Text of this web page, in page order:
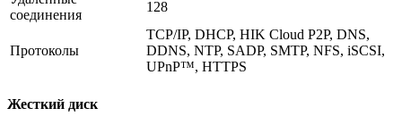
соединения
128
Протоколы
TCP/IP, DHCP, HIK Cloud P2P, DNS,
DDNS, NTP, SADP, SMTP, NFS, iSCSI,
UPnP™, HTTPS
Жесткий диск